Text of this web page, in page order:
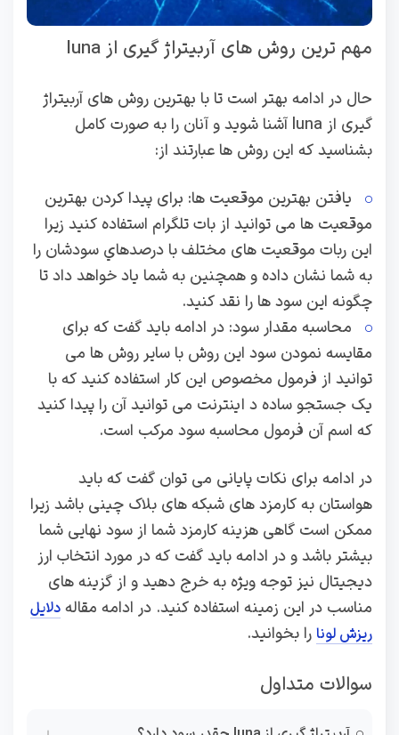
مهم ترین روش های آربیتراژ گیری از luna
حال در ادامه بهتر است تا با بهترین روش های آربیتراژ
گیری از luna آشنا شوید و آنان را به صورت کامل
بشناسید که این روش ها عبارتند از:
یافتن بهترین موقعیت ها: برای پیدا کردن بهترین
موقعیت ها می توانید از بات تلگرام استفاده کنید زیرا
این ربات موقعیت های مختلف با درصدهاي سودشان را
به شما نشان داده و همچنین به شما یاد خواهد داد تا
چگونه این سود ها را نقد کنید.
محاسبه مقدار سود: در ادامه باید گفت که برای
مقایسه نمودن سود این روش با سایر روش ها می
توانید از فرمول مخصوص این کار استفاده کنید که با
یک جستجو ساده د اینترنت می توانید آن را پیدا کنید
که اسم آن فرمول محاسبه سود مرکب است.
در ادامه برای نکات پایانی می توان گفت که باید
هواستان به کارمزد های شبکه های بلاک چینی باشد زیرا
ممکن است گاهی هزینه کارمزد شما از سود نهایی شما
بیشتر باشد و در ادامه باید گفت که در مورد انتخاب ارز
دیجیتال نیز توجه ویژه به خرج دهید و از گزینه های
مناسب در این زمینه استفاده کنید. در ادامه مقاله دلایل
ریزش لونا را بخوانید.
سوالات متداول